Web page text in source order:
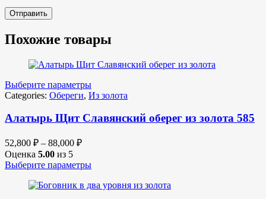
Похожие товары
Выберите параметры
Categories: Обереги, Из золота
Алатырь Щит Славянский оберег из золота 585
52,800 ₽ – 88,000 ₽
Оценка 5.00 из 5
Выберите параметры